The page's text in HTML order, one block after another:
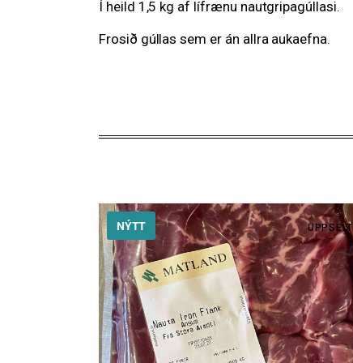
Í heild 1,5 kg af lífrænu nautgripagúllasi.
Frosið gúllas sem er án allra aukaefna.
UPPSELT
NÝTT